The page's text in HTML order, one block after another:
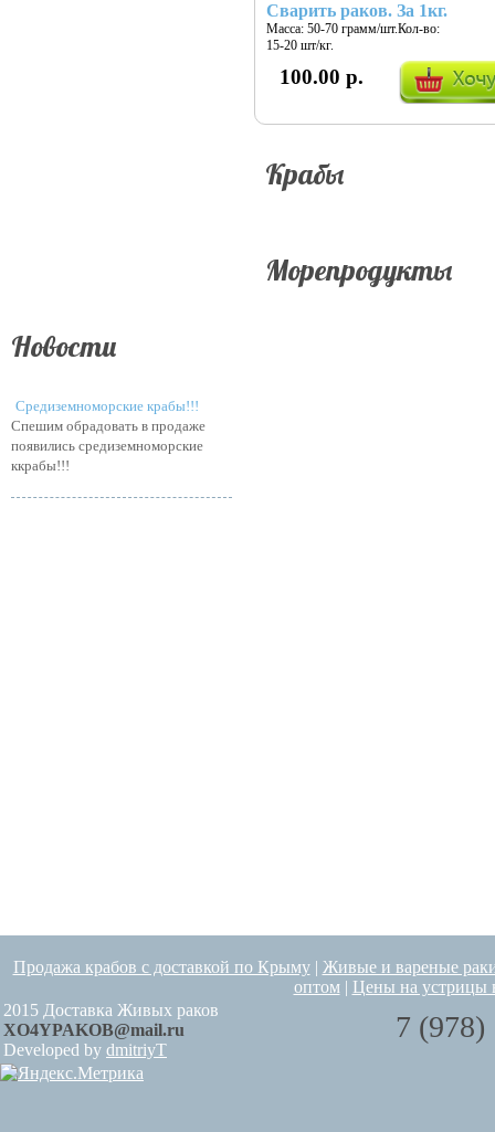
Сварить раков. За 1кг.
Масса: 50-70 грамм/шт.Кол-во:
15-20 шт/кг.
100.00 р.
Крабы
Морепродукты
Новости
Средиземноморские крабы!!!
Спешим обрадовать в продаже
появились средиземноморские
ккрабы!!!
Продажа крабов с доставкой по Крыму| Живые и вареные
оптом| Цены на устрицы
2015 Доставка Живых раков
XO4YPAKOB@mail.ru
Developed by dmitriyT
7 (978)